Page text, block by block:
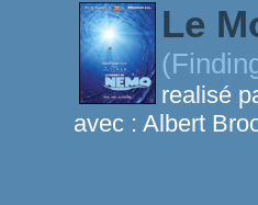
Le
realisé
avec : Albert